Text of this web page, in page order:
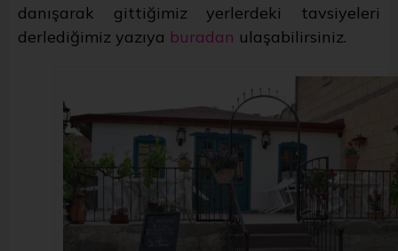
danışarak gittiğimiz yerlerdeki tavsiyeleri
derlediğimiz yazıya buradan ulaşabilirsiniz.